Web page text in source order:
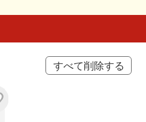
すべて削除する